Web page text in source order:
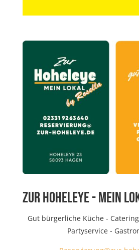
ZUR HOHELEYE - MEIN
Gut bürgerliche Küche -
Partyservice -